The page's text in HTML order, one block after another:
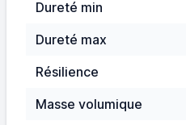
Dureté min
Dureté max
Résilience
Masse volumique